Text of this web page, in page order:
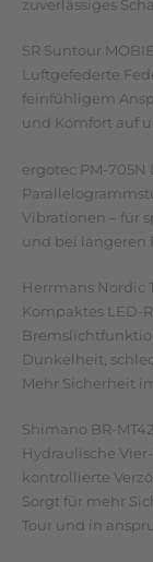
zuverlässiges
SR Suntour
Luftgefederte
feinfühligem
und Komfort auf
ergotec PM-705N
Vibrationen – für
und bei längeren
Herrmans Nordic
Kompaktes
Dunkelheit,
Mehr Sicherheit
Shimano BR-
Hydraulische
kontrollierte
Sorgt für mehr
Tour und in